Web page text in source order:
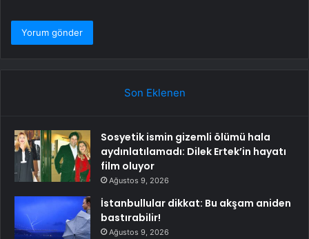
Son Eklenen
Sosyetik ismin gizemli ölümü hala
aydınlatılamadı: Dilek Ertek’in hayatı
film oluyor
Ağustos 9, 2026
İstanbullular dikkat: Bu akşam aniden
bastırabilir!
Ağustos 9, 2026